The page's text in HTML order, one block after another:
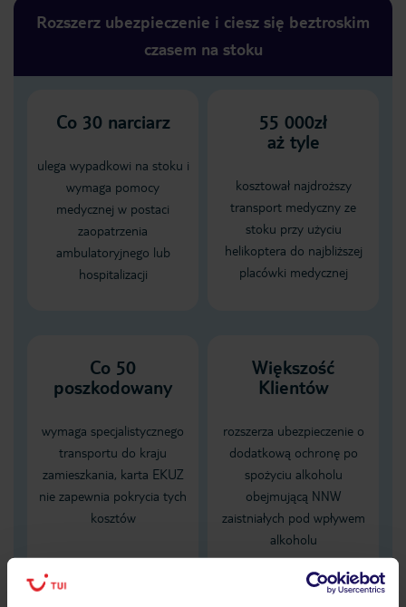
Rozszerz ubezpieczenie i ciesz się beztroskim
czasem na stoku
Co 30 narciarz
ulega wypadkowi na stoku i
wymaga pomocy
medycznej w postaci
zaopatrzenia
ambulatoryjnego lub
hospitalizacji
55 000zł
aż tyle
kosztował najdroższy
transport medyczny ze
stoku przy użyciu
helikoptera do najbliższej
placówki medycznej
Co 50
poszkodowany
wymaga specjalistycznego
transportu do kraju
zamieszkania, karta EKUZ
nie zapewnia pokrycia tych
kosztów
Większość
Klientów
rozszerza ubezpieczenie o
dodatkową ochronę po
spożyciu alkoholu
obejmującą NNW
zaistniałych pod wpływem
alkoholu
Dane Mondial Assistance